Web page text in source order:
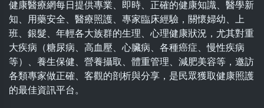
健康醫療網每日提供專業、即時、正確的健康知識、醫學新
知、用藥安全、醫療照護、專家臨床經驗，關懷婦幼、上
班、銀髮、年輕各大族群的生理、心理健康狀況，尤其對重
大疾病（糖尿病、高血壓、心臟病、各種癌症、慢性疾病
等）、養生保健、營養攝取、體重管理、減肥美容等，邀訪
各類專家做正確、客觀的剖析與分享，是民眾獲取健康照護
的最佳資訊平台。